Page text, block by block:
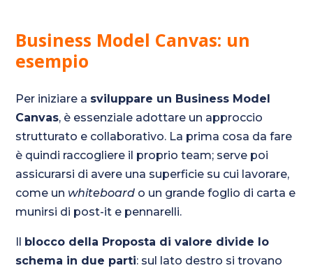
Business Model Canvas: un
esempio
Per iniziare a sviluppare un Business Model
Canvas, è essenziale adottare un approccio
strutturato e collaborativo. La prima cosa da fare
è quindi raccogliere il proprio team; serve poi
assicurarsi di avere una superficie su cui lavorare,
come un whiteboard o un grande foglio di carta e
munirsi di post-it e pennarelli.
Il blocco della Proposta di valore divide lo
schema in due parti: sul lato destro si trovano